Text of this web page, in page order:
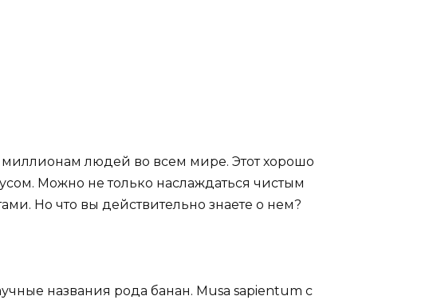
миллионам людей во всем мире. Этот хорошо
Можно не только наслаждаться чистым
Но что вы действительно знаете о нем?
названия рода банан. Musa sapientum с